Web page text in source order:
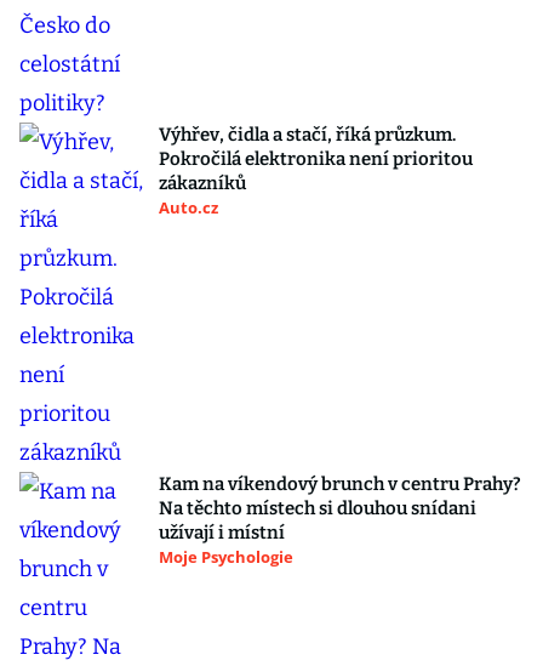
Výhřev, čidla a stačí, říká průzkum.
Pokročilá elektronika není prioritou
zákazníků
Auto.cz
Kam na víkendový brunch v centru Prahy?
Na těchto místech si dlouhou snídani
užívají i místní
Moje Psychologie